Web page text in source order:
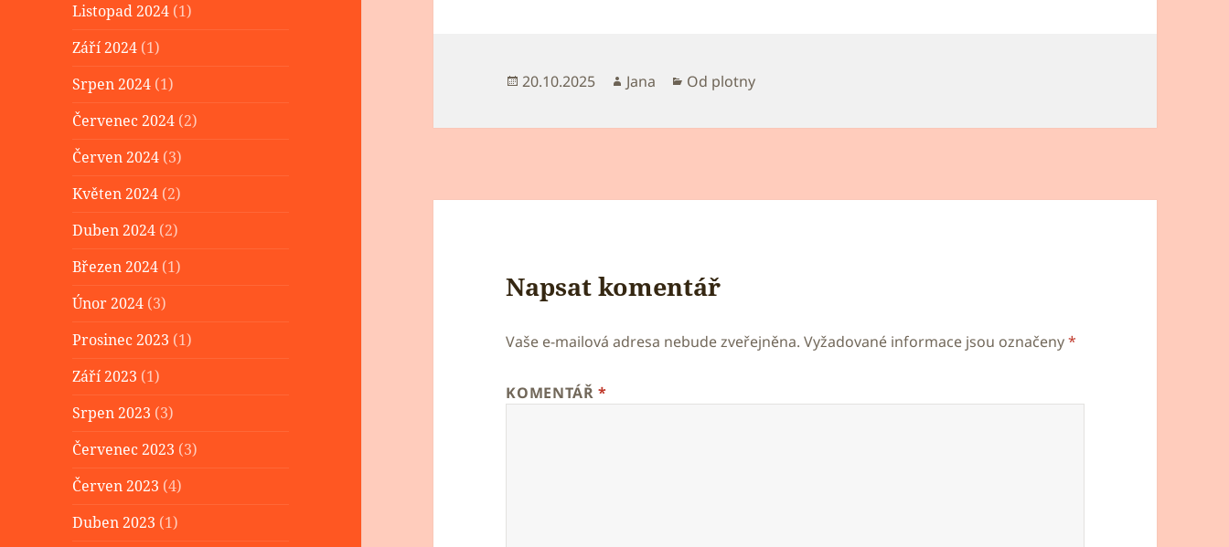
Listopad 2024 (1)
Září 2024 (1)
Srpen 2024 (1)
Červenec 2024 (2)
Červen 2024 (3)
Květen 2024 (2)
Duben 2024 (2)
Březen 2024 (1)
Únor 2024 (3)
Prosinec 2023 (1)
Září 2023 (1)
Srpen 2023 (3)
Červenec 2023 (3)
Červen 2023 (4)
Duben 2023 (1)
Publikováno:
20.10.2025 Autor:
Jana Rubriky:
Od plotny
Napsat komentář
Vaše e-mailová adresa nebude zveřejněna. Vyžadované informace jsou označeny*
KOMENTÁŘ*